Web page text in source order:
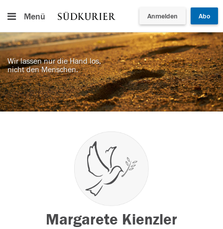
Menü Anmelden Abo
Wir lassen nur die Hand los,
nicht den Menschen.
Margarete Kienzler